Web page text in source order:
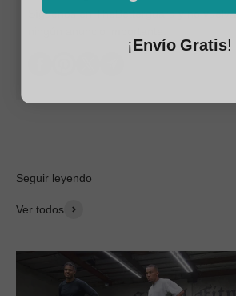
Síguenos en TheBetterguard y no
Seguir leyendo
Ver todos
¡Envío Gratis!